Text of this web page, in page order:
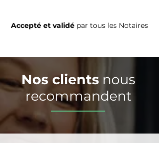
Accepté et validé par tous les Notaires
Reconnu
Nos clients nous
recommandent